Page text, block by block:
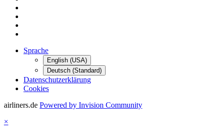
Sprache
English (USA)
Deutsch (Standard)
Datenschutzerklärung
Cookies
airliners.de Powered by Invision Community
×